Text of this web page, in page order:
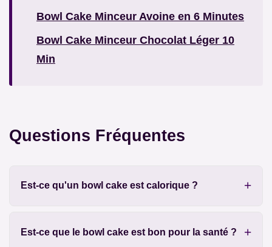
Bowl Cake Minceur Avoine en 6 Minutes
Bowl Cake Minceur Chocolat Léger 10
Min
Questions Fréquentes
Est-ce qu'un bowl cake est calorique ?
Est-ce que le bowl cake est bon pour la santé ?